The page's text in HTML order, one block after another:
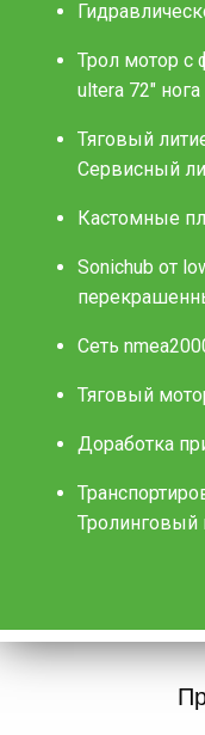
Трол мотор с
ultera 72" нога
Тяговый
Сервисный
Кастомные
Sonichub от
Сеть
Тяговый
Доработка
Тролинговый